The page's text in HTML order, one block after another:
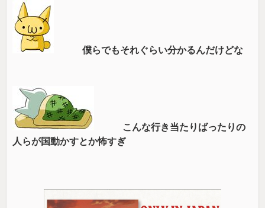
僕らでもそれぐらい分かるんだけどな
こんな行き当たりばったりの
人らが国動かすとか怖すぎ